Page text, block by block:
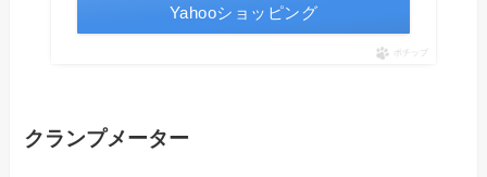
Yahooショッピング
ポチップ
クランプメーター